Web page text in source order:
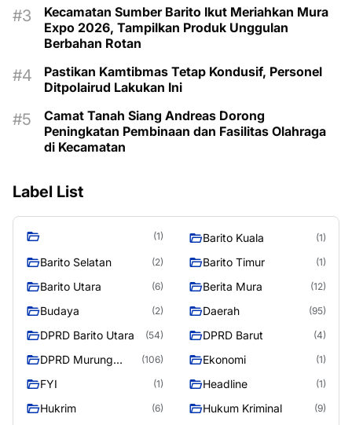
Kecamatan Sumber Barito Ikut Meriahkan Mura
Expo 2026, Tampilkan Produk Unggulan
Berbahan Rotan
Pastikan Kamtibmas Tetap Kondusif, Personel
Ditpolairud Lakukan Ini
Camat Tanah Siang Andreas Dorong
Peningkatan Pembinaan dan Fasilitas Olahraga
di Kecamatan
Label List
(1) Barito Kuala (1)
Barito Selatan (2) Barito Timur (1)
Barito Utara (6) Berita Mura (12)
Budaya (2) Daerah (95)
DPRD Barito Utara (54) DPRD Barut (4)
DPRD Murung
(106) Ekonomi (1)
FYI (1) Headline (1)
Hukrim (6) Hukum Kriminal (9)